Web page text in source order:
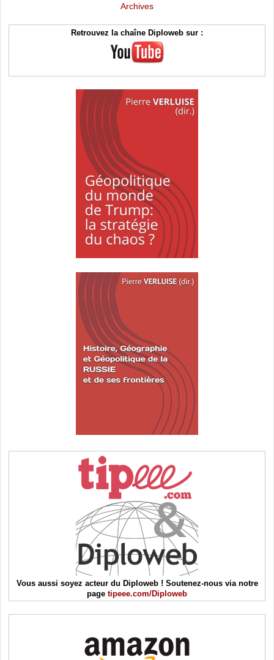
Archives
Retrouvez la chaîne Diploweb sur :
Vous aussi soyez acteur du Diploweb ! Soutenez-nous via notre
page tipeee.com/Diploweb